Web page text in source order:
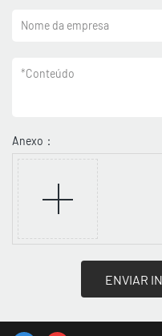
Nome da empresa
*Conteúdo
Anexo：
ENVIAR